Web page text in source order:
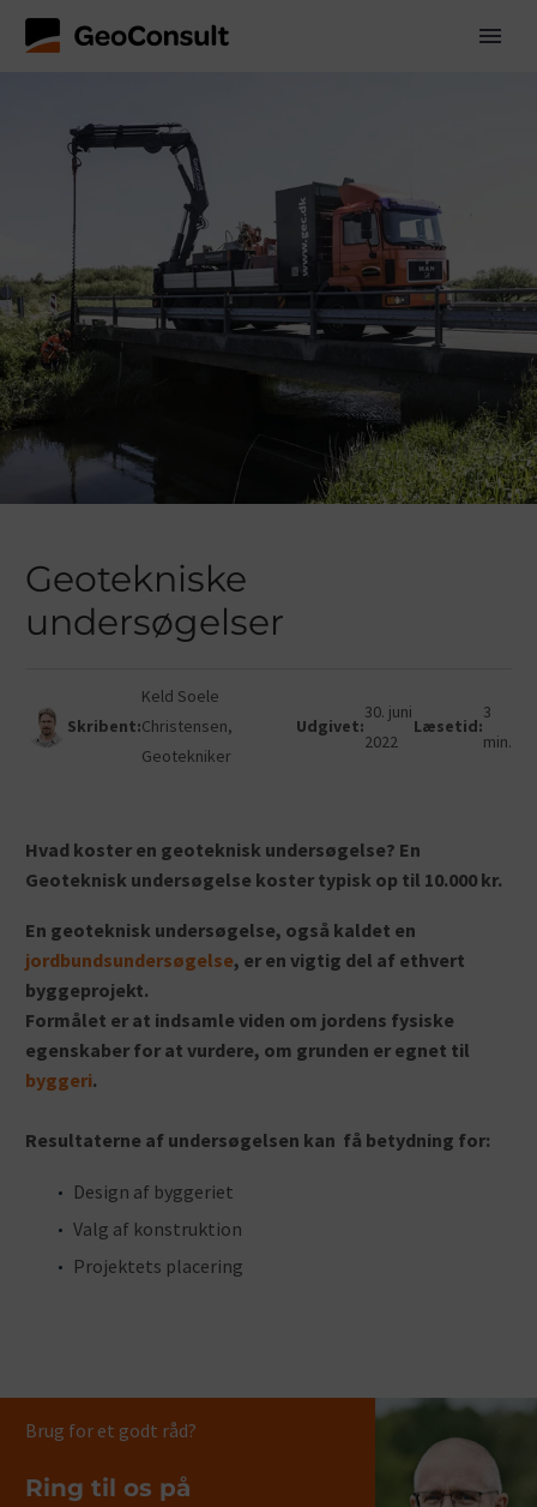
Geotekniske
undersøgelser
Skribent:
Keld Soele
Christensen,
Geotekniker
Udgivet:
30. juni
2022
Læsetid:
3
min.
Hvad koster en geoteknisk undersøgelse? En
Geoteknisk undersøgelse koster typisk op til 10.000 kr.
En geoteknisk undersøgelse, også kaldet en
jordbundsundersøgelse, er en vigtig del af ethvert
byggeprojekt.
Formålet er at indsamle viden om jordens fysiske
egenskaber for at vurdere, om grunden er egnet til
byggeri.
Resultaterne af undersøgelsen kan få betydning for:
Design af byggeriet
Valg af konstruktion
Projektets placering
Brug for et godt råd?
Ring til os på